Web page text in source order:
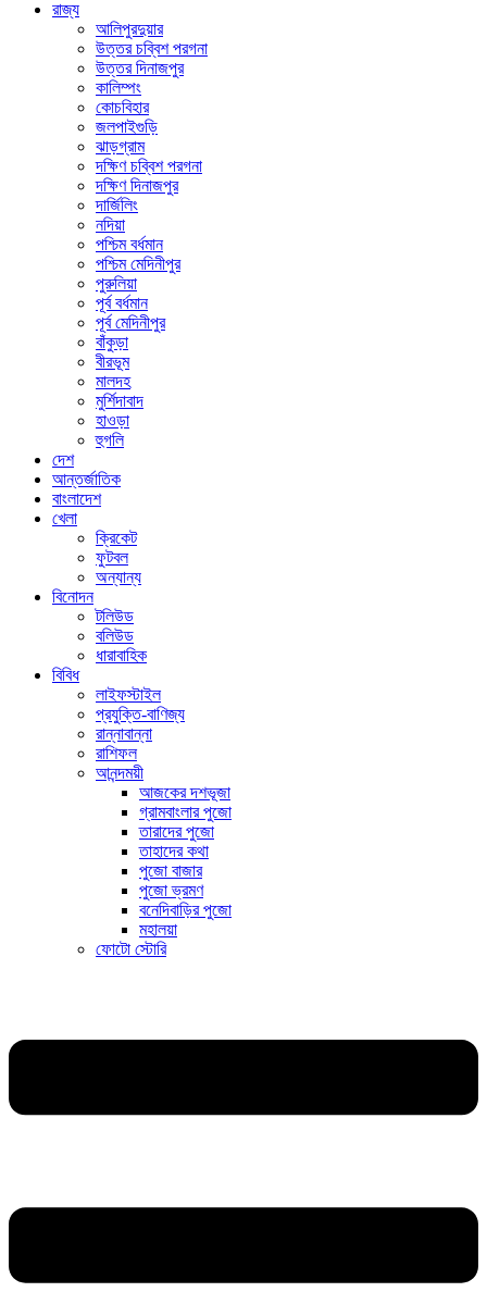
রাজ্য
আলিপুরদুয়ার
উত্তর চব্বিশ পরগনা
উত্তর দিনাজপুর
কালিম্পং
কোচবিহার
জলপাইগুড়ি
ঝাড়গ্রাম
দক্ষিণ চব্বিশ পরগনা
দক্ষিণ দিনাজপুর
দার্জিলিং
নদিয়া
পশ্চিম বর্ধমান
পশ্চিম মেদিনীপুর
পুরুলিয়া
পূর্ব বর্ধমান
পূর্ব মেদিনীপুর
বাঁকুড়া
বীরভূম
মালদহ
মুর্শিদাবাদ
হাওড়া
হুগলি
দেশ
আন্তর্জাতিক
বাংলাদেশ
খেলা
ক্রিকেট
ফুটবল
অন্যান্য
বিনোদন
টলিউড
বলিউড
ধারাবাহিক
বিবিধ
লাইফস্টাইল
প্রযুক্তি-বাণিজ্য
রান্নাবান্না
রাশিফল
আনন্দময়ী
আজকের দশভূজা
গ্রামবাংলার পুজো
তারাদের পুজো
তাহাদের কথা
পুজো বাজার
পুজো ভ্রমণ
বনেদিবাড়ির পুজো
মহালয়া
ফোটো স্টোরি